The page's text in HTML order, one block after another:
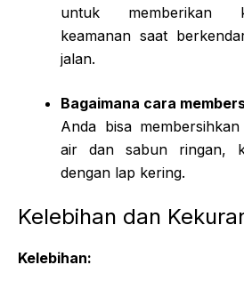
untuk memberikan
keamanan saat
jalan.
Bagaimana cara
Anda bisa
air dan sabun ringan,
dengan lap kering.
Kelebihan dan
Kelebihan: